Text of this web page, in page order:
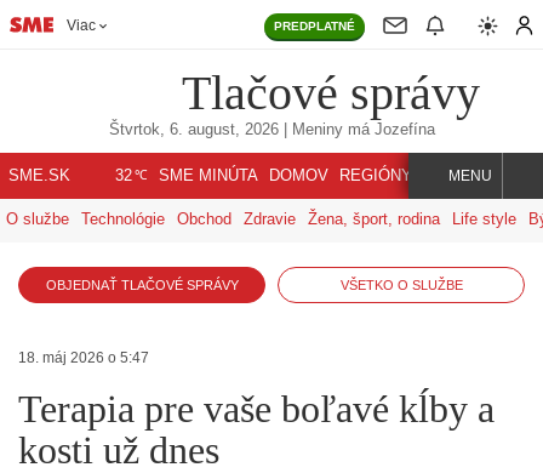
Viac PREDPLATNÉ
Tlačové správy
Štvrtok, 6. august, 2026| Meniny má Jozefína
SME.SK 32℃ SME MINÚTA DOMOV REGIÓNY INDEX SVET
MENU
O službe Technológie Obchod Zdravie Žena, šport, rodina Life style
OBJEDNAŤ TLAČOVÉ SPRÁVY VŠETKO O SLUŽBE
18. máj 2026 o 5:47
Terapia pre vaše boľavé kĺby a
kosti už dnes